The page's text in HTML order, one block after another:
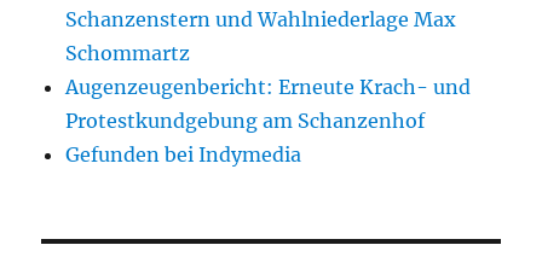
Schanzenstern und Wahlniederlage Max
Schommartz
Augenzeugenbericht: Erneute Krach- und
Protestkundgebung am Schanzenhof
Gefunden bei Indymedia